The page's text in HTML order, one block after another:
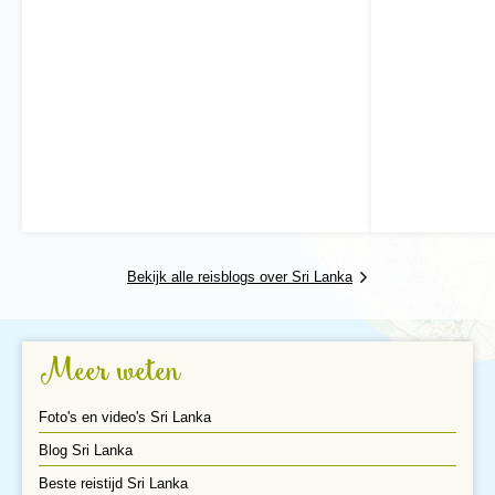
Bekijk alle reisblogs over Sri Lanka
Meer weten
Foto's en video's Sri Lanka
Blog Sri Lanka
Beste reistijd Sri Lanka